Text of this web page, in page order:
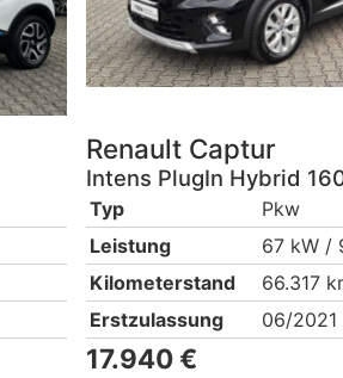
Renault Captur
Intens PlugIn Hybrid
Typ
Pkw
Leistung
67 kW /
Kilometerstand
66.317
Erstzulassung
06/2021
17.940 €